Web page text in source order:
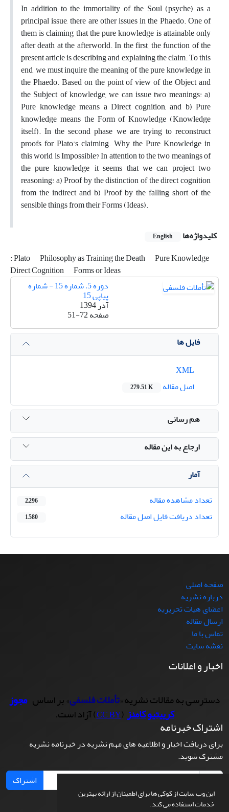
این وب سایت از کوکی ها برای اطمینان از ارائه بهترین
خدمات استفاده می کند.
In addition to the immortality of the Soul (psyche) as a
principal issue, there are other issues in the Phaedo. One of
them is claiming that the pure knowledge is attainable only
after death at the afterworld. In the first, the function of the
present article is describing and explaining the claim. To this
end, we must inquire the meaning of the pure knowledge in
the Phaedo. Based on the point of view of the Object and
the Subject of knowledge, we can issue two meanings: a)
Pure knowledge means a Direct cognition, and b) Pure
knowledge means the Form of Knowledge (Knowledge
itself). In the second phase we are trying to reconstruct
proofs for Plato's claiming. Why the Pure Knowledge in
this world is Impossible? In attention to the two meanings of
the pure knowledge, it seems that we can project two
reasoning: a) Proof by the distinction of the direct cognition
from the indirect and b) Proof by the falling short of the
sensible things from their Forms (Ideas).
کلیدواژه‌ها
English
: Plato Philosophy as Training the Death
Pure Knowledge
Direct Cognition
Forms or Ideas
دوره 5، شماره 15 - شماره
پیاپی 15
آذر 1394
صفحه51-72
فایل ها
اصل مقاله
279.51 K
هم رسانی
ارجاع به این مقاله
آمار
تعداد مشاهده مقاله
2,296
تعداد دریافت فایل اصل مقاله 1,580
صفحه اصلی
درباره نشریه
اعضای هیات تحریریه
ارسال مقاله
تماس با ما
نقشه سایت
اخبار و اعلانات
دسترسی به مقالات نشریه «تأملات فلسفی» بر اساس مجوز
کرییتیو کامنز(
CC BY) آزاد است.
اشتراک خبرنامه
برای دریافت اخبار و اطلاعیه های مهم نشریه در خبرنامه نشریه
مشترک شوید.
اشتراک